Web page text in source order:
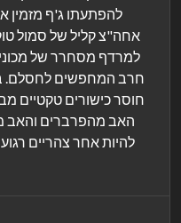
להפתעתו ג'ף מזמין
אחה"צ קליל של סמול טוק
למרדף מסחרר של
חרב המחפשים לחסלם.
חוסר כישורים טקטיים
האב מהפרברים והאב
להיות אחר צהריים